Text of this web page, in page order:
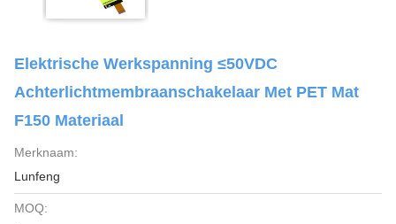
Elektrische Werkspanning ≤50VDC
Achterlichtmembraanschakelaar Met PET Mat
F150 Materiaal
Merknaam:
Lunfeng
MOQ: